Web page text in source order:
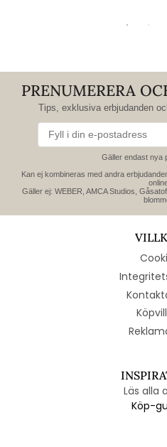
PRENUMERERA
Tips, exklusiva erbjudanden
Gäller endast nya
Kan ej kombineras med andra
Gäller ej: WEBER, AMCA Studios,
Läs alla
Köp-